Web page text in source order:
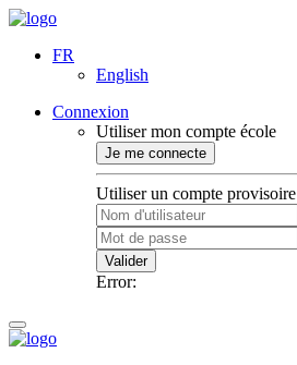
FR
English
Connexion
Utiliser mon compte école
Je me connecte
Utiliser un compte provisoire
Valider
Error: